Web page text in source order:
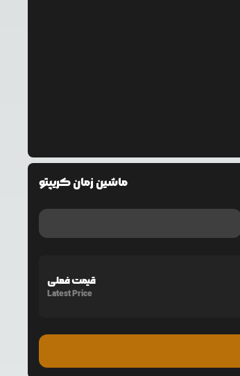
ماشین زمان کریپتو
قیمت فعلی
Latest Price